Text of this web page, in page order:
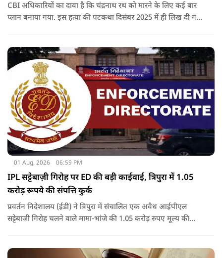
CBI अधिकारियों का दावा है कि चंद्रनाथ रथ को मारने के लिए कई बार
प्लान बनाया गया. इस हत्या की पटकथा दिसंबर 2025 में ही लिख दी गई
01 Aug, 2026 06:59 PM
IPL सट्टेबाज़ी गिरोह पर ED की बड़ी काईवाई, त्रिपुरा में 1.05
करोड़ रूपये की संपत्ति कुर्क
प्रवर्तन निदेशालय (ईडी) ने त्रिपुरा में संचालित एक अवैध आईपीएल
सट्टेबाजी गिरोह चलने वाले मामा-भांजे की 1.05 करोड़ रुपए मूल्य की